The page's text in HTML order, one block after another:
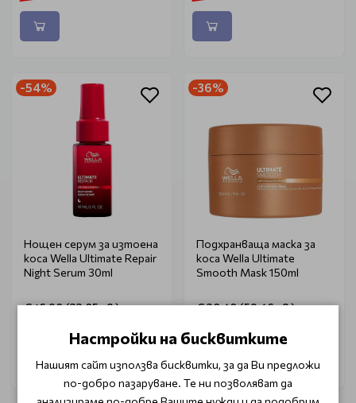
-54%
Нощен серум за изтоена
коса Wella Ultimate Repair
Night Serum 30ml
€ 16.90 (33.05 лв.)
-36%
Подхранваща маска за
коса Wella Ultimate
Smooth Mask 150ml
€ 30.40 (59.46 лв.)
Настройки на бисквитките
Нашият сайт използва бисквитки, за да Ви предложи
по-добро пазаруване. Те ни позволяват да